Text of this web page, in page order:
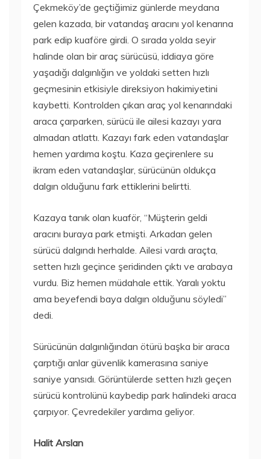
Çekmeköy’de geçtiğimiz günlerde meydana
gelen kazada, bir vatandaş aracını yol kenarına
park edip kuaföre girdi. O sırada yolda seyir
halinde olan bir araç sürücüsü, iddiaya göre
yaşadığı dalgınlığın ve yoldaki setten hızlı
geçmesinin etkisiyle direksiyon hakimiyetini
kaybetti. Kontrolden çıkan araç yol kenarındaki
araca çarparken, sürücü ile ailesi kazayı yara
almadan atlattı. Kazayı fark eden vatandaşlar
hemen yardıma koştu. Kaza geçirenlere su
ikram eden vatandaşlar, sürücünün oldukça
dalgın olduğunu fark ettiklerini belirtti.
Kazaya tanık olan kuaför, “Müşterin geldi
aracını buraya park etmişti. Arkadan gelen
sürücü dalgındı herhalde. Ailesi vardı araçta,
setten hızlı geçince şeridinden çıktı ve arabaya
vurdu. Biz hemen müdahale ettik. Yaralı yoktu
ama beyefendi baya dalgın olduğunu söyledi”
dedi.
Sürücünün dalgınlığından ötürü başka bir araca
çarptığı anlar güvenlik kamerasına saniye
saniye yansıdı. Görüntülerde setten hızlı geçen
sürücü kontrolünü kaybedip park halindeki araca
çarpıyor. Çevredekiler yardıma geliyor.
Halit Arslan